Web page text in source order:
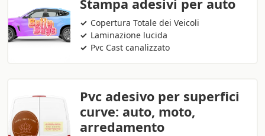
Stampa adesivi per auto
Copertura Totale dei Veicoli
Laminazione lucida
Pvc Cast canalizzato
Pvc adesivo per superfici
curve: auto, moto,
arredamento